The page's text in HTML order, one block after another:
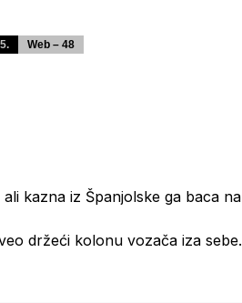
5. Web – 48
kazna iz Španjolske ga baca na
držeći kolonu vozača iza sebe.